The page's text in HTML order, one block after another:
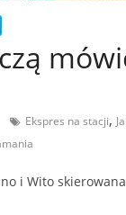
Ekspres na stacji,
i Wito